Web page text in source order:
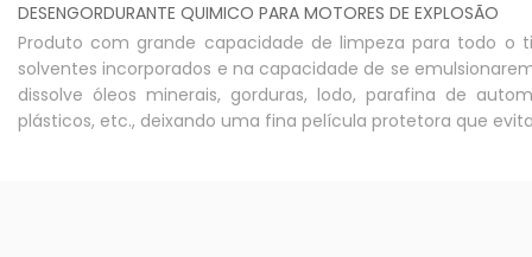
DESENGORDURANTE QUIMICO PARA MOTORES DE EXPLOSÃO
Produto com grande capacidade de limpeza para todo o
solventes incorporados e na capacidade de se
dissolve óleos minerais, gorduras, lodo, parafina de
plásticos, etc., deixando uma fina película protetora que